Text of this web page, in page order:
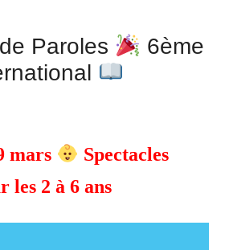
Paroles
6ème
mars
Spectacles
les 2 à 6 ans